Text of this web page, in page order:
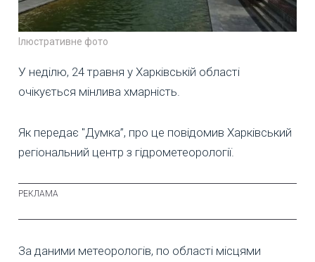
Ілюстративне фото
У неділю, 24 травня у Харківській області
очікується мінлива хмарність.
Як передає "Думка”, про це повідомив Харківський
регіональний центр з гідрометеорології.
За даними метеорологів, по області місцями